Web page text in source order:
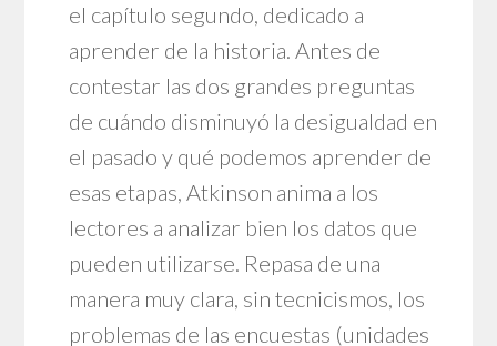
el capítulo segundo, dedicado a
aprender de la historia. Antes de
contestar las dos grandes preguntas
de cuándo disminuyó la desigualdad en
el pasado y qué podemos aprender de
esas etapas, Atkinson anima a los
lectores a analizar bien los datos que
pueden utilizarse. Repasa de una
manera muy clara, sin tecnicismos, los
problemas de las encuestas (unidades